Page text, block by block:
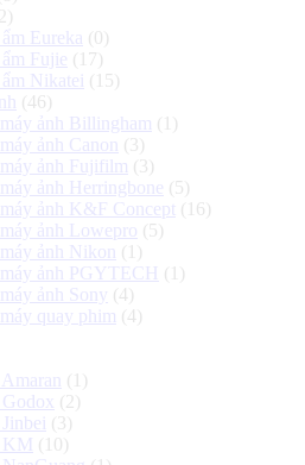
Eureka (0)
Fujie (17)
Nikatei (15)
(46)
ảnh Billingham (1)
ảnh Canon
(3)
ảnh Fujifilm (3)
ảnh Herringbone (5)
ảnh K&F Concept (16)
ảnh Lowepro (5)
ảnh Nikon
(1)
ảnh PGYTECH
(1)
ảnh Sony (4)
quay phim (4)
(1)
(2)
(3)
KM (10)